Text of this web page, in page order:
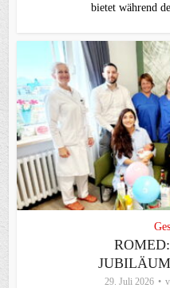
bietet während
29. Juli 2026